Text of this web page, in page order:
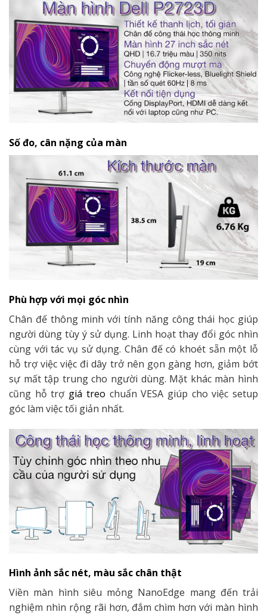
Số đo, cân nặng của màn
Phù hợp với mọi góc nhìn
Chân đế thông minh với tính năng công thái học giúp
người dùng tùy ý sử dụng. Linh hoạt thay đổi góc nhìn
cùng với tác vụ sử dụng. Chân đế có khoét sẵn một lỗ
hỗ trợ việc việc đi dây trở nên gọn gàng hơn, giảm bớt
sự mất tập trung cho người dùng. Mặt khác màn hình
cũng hỗ trợ giá treo chuẩn VESA giúp cho việc setup
góc làm việc tối giản nhất.
Hình ảnh sắc nét, màu sắc chân thật
Viền màn hình siêu mỏng NanoEdge mang đến trải
nghiệm nhìn rộng rãi hơn, đắm chìm hơn với màn hình